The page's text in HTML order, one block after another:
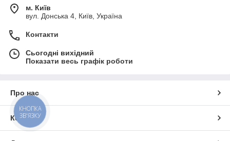
м. Київ
вул. Донська 4, Київ, Україна
Контакти
Сьогодні вихідний
Показати весь графік роботи
Про нас
Контакти
КНОПКА
ЗВ'ЯЗКУ